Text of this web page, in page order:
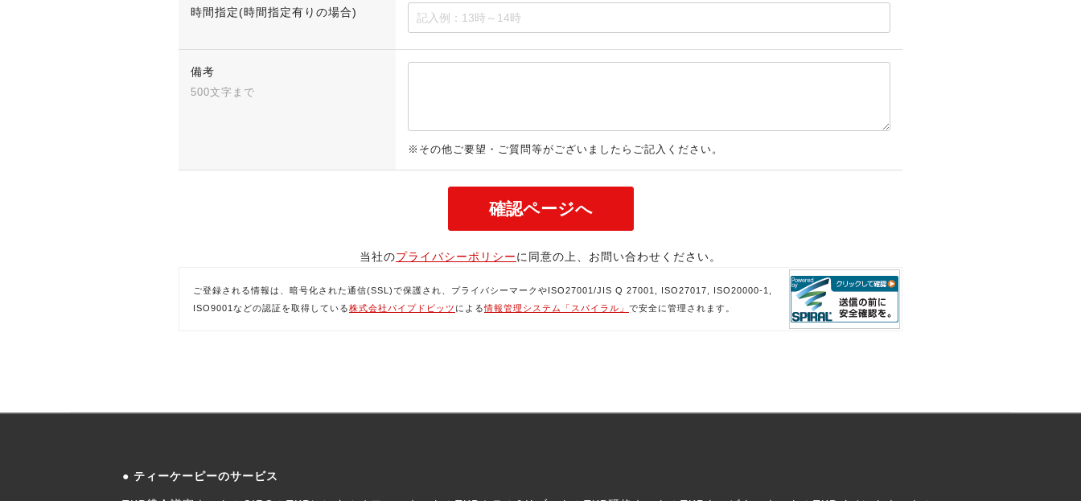
時間指定(時間指定有りの場合)
備考
500文字まで
※その他ご要望・ご質問等がございましたらご記入ください。
当社のプライバシーポリシーに同意の上、お問い合わせください。
ご登録される情報は、暗号化された通信(SSL)で保護され、プライバシーマークやISO27001/JIS Q 27001, ISO27017, ISO20000-1,
ISO9001などの認証を取得している株式会社パイプドビッツ による情報管理システム「スパイラル」 で安全に管理されます。
ティーケーピーのサービス